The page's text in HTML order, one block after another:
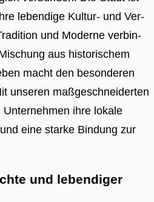
leben­di­ge Kul­tur- und Ver­
und Moder­ne ver­bin­
aus his­to­ri­schem
macht den beson­de­ren
unse­ren maß­ge­schnei­der­ten
ihre loka­le
eine star­ke Bin­dung zur
und lebendiger